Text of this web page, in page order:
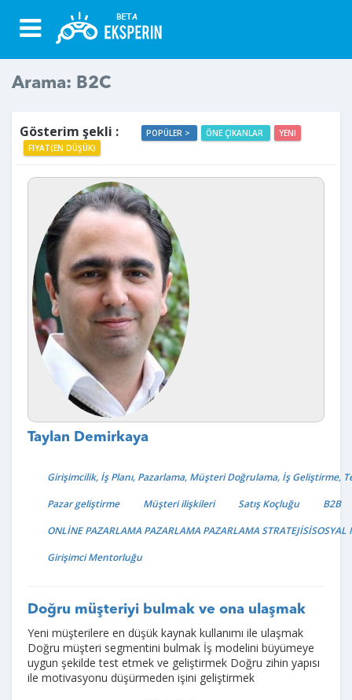
Arama: B2C
Gösterim şekli : POPÜLER > ÖNE ÇIKANLAR
YENI
FIYAT(EN DÜŞÜK)
Taylan Demirkaya
Girişimcilik, İş Planı, Pazarlama, Müşteri Doğrulama, İş Geliştirme,
Pazar geliştirme
Müşteri ilişkileri Satış Koçluğu
B2B
ONLİNE PAZARLAMA PAZARLAMA PAZARLAMA
Girişimci Mentorluğu
Doğru müşteriyi bulmak ve ona ulaşmak
Yeni müşterilere en düşük kaynak kullanımı ile ulaşmak
Doğru müşteri segmentini bulmak İş modelini büyümeye
uygun şekilde test etmek ve geliştirmek Doğru zihin yapısı
ile motivasyonu düşürmeden işini geliştirmek